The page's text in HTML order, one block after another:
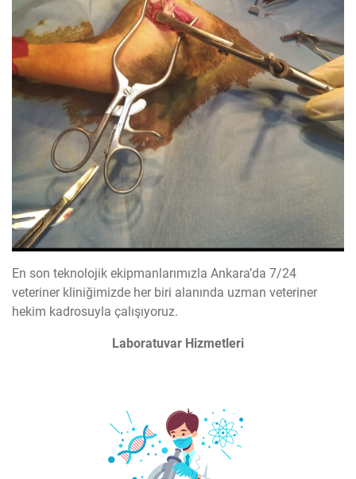
En son teknolojik ekipmanlarımızla Ankara’da 7/24
veteriner kliniğimizde her biri alanında uzman veteriner
hekim kadrosuyla çalışıyoruz.
Laboratuvar Hizmetleri